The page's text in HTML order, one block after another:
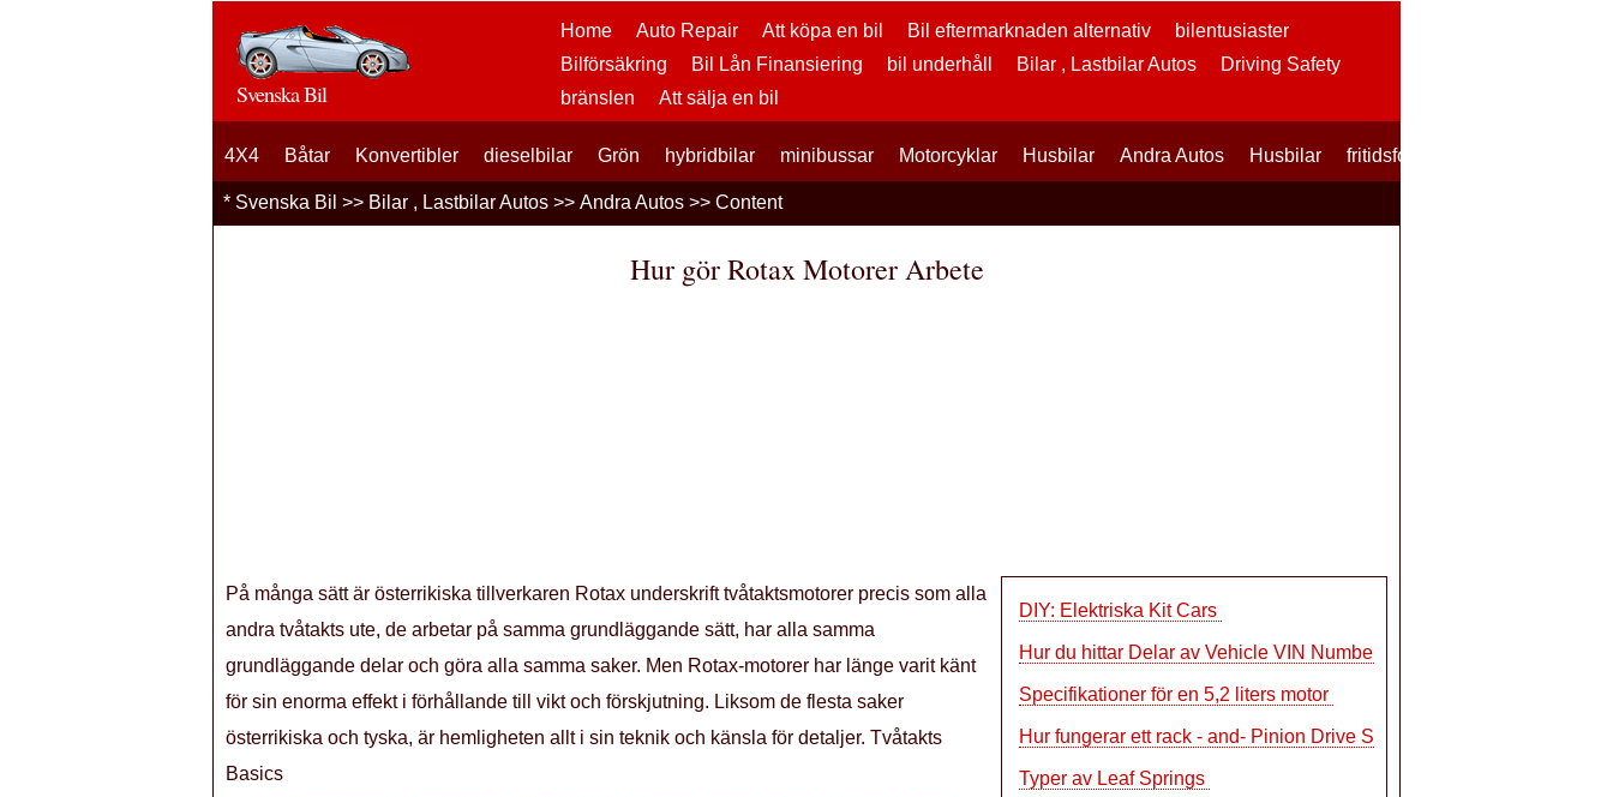
Home Auto Repair Att köpa en bil Bil eftermarknaden alternativ
bilentusiaster
Bilförsäkring
Bil Lån Finansiering bil underhåll Bilar , Lastbilar Autos
Driving Safety
bränslen
Att sälja en bil
Svenska Bil
4X4 Båtar Konvertibler dieselbilar Grön hybridbilar minibussar Motorcyklar Husbilar Andra Autos Husbilar fritidsfordon
* Svenska Bil >> Bilar , Lastbilar Autos >> Andra Autos >> Content
Hur gör Rotax Motorer Arbete
DIY: Elektriska Kit Cars
Hur du hittar Delar av Vehicle VIN Number
Specifikationer för en 5,2 liters motor
Hur fungerar ett rack - and- Pinion Drive Sys
Typer av Leaf Springs
På många sätt är österrikiska tillverkaren Rotax underskrift tvåtaktsmotorer precis som alla
andra tvåtakts ute, de arbetar på samma grundläggande sätt, har alla samma
grundläggande delar och göra alla samma saker. Men Rotax-motorer har länge varit känt
för sin enorma effekt i förhållande till vikt och förskjutning. Liksom de flesta saker
österrikiska och tyska, är hemligheten allt i sin teknik och känsla för detaljer. Tvåtakts
Basics